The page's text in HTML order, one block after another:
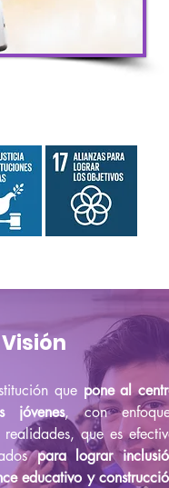
Visión
que pone al
jóvenes, con
realidades, que es
para lograr
educativo y